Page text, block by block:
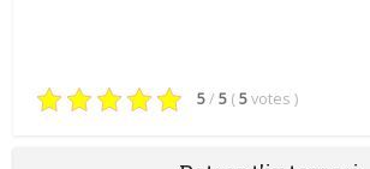
5/ 5 (5votes )